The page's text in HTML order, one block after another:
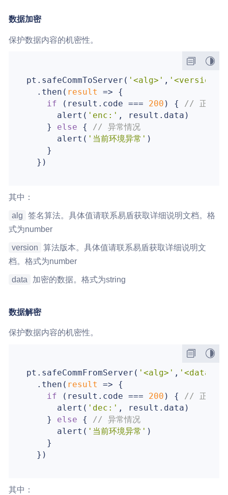
数据加密
保护数据内容的机密性。
pt.safeCommToServer( '<alg>' , '<version>'
  .then(
result => {
if (result.code === 200 ) { // 正常情
      alert(
'enc:' , result.data)
    }
else { // 异常情况
      alert(
'当前环境异常' )
    }
其中：
alg
签名算法。具体值请联系易盾获取详细说明文档。格
式为number
version
算法版本。具体值请联系易盾获取详细说明文
档。格式为number
data 加密的数据。格式为string
数据解密
保护数据内容的机密性。
pt.safeCommFromServer( '<alg>' , '<data>'
  .then(
result => {
if (result.code === 200 ) { // 正常情
      alert(
'dec:' , result.data)
    }
else { // 异常情况
      alert(
'当前环境异常' )
    }
其中：